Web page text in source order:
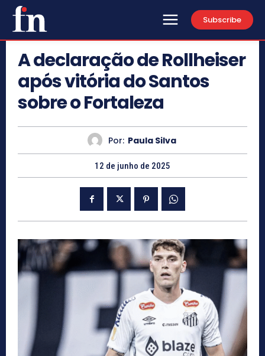
Subscribe
A declaração de Rollheiser
após vitória do Santos
sobre o Fortaleza
Por: Paula Silva
12 de junho de 2025